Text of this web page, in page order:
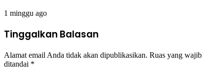
1 minggu ago
Tinggalkan Balasan
Alamat email Anda tidak akan dipublikasikan. Ruas yang wajib
ditandai *